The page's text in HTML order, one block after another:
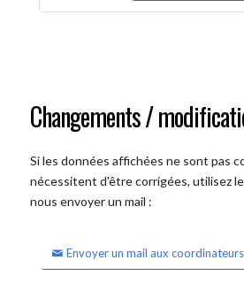
Changements /
Si les données affichées ne sont pas
nécessitent d'être corrigées, utilisez
nous envoyer un mail :
Envoyer un mail aux